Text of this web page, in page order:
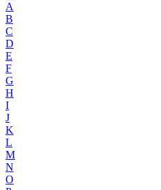
A
B
C
D
E
F
G
H
I
J
K
L
M
N
O